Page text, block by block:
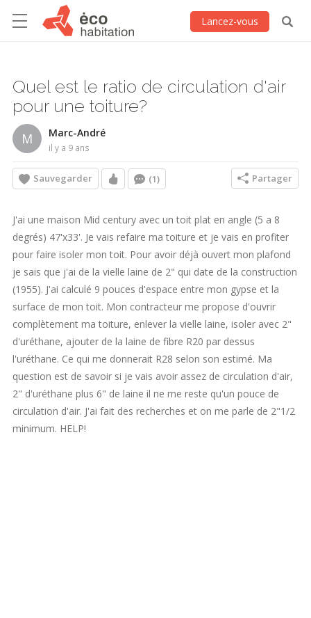
Lancez-vous
Quel est le ratio de circulation d'air
pour une toiture?
M Marc-André
il y a 9 ans
Sauvegarder (1) Partager
J'ai une maison Mid century avec un toit plat en angle (5 a 8
degrés) 47'x33'. Je vais refaire ma toiture et je vais en profiter
pour faire isoler mon toit. Pour avoir déjà ouvert mon plafond
je sais que j'ai de la vielle laine de 2" qui date de la construction
(1955). J'ai calculé 9 pouces d'espace entre mon gypse et la
surface de mon toit. Mon contracteur me propose d'ouvrir
complètement ma toiture, enlever la vielle laine, isoler avec 2"
d'uréthane, ajouter de la laine de fibre R20 par dessus
l'uréthane. Ce qui me donnerait R28 selon son estimé. Ma
question est de savoir si je vais avoir assez de circulation d'air,
2" d'uréthane plus 6" de laine il ne me reste qu'un pouce de
circulation d'air. J'ai fait des recherches et on me parle de 2"1/2
minimum. HELP!